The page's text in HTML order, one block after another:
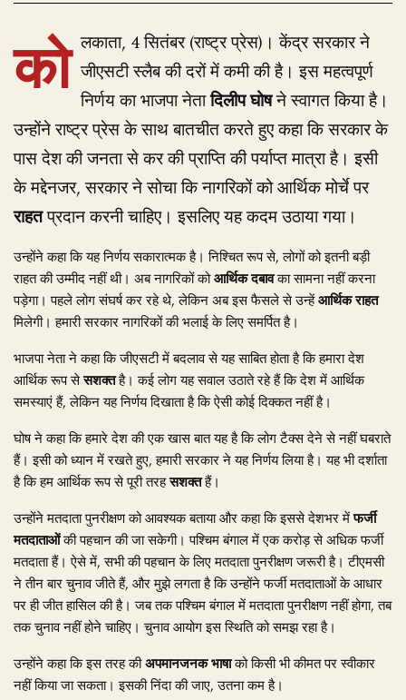
को लकाता, 4 सितंबर (राष्ट्र प्रेस)। केंद्र सरकार ने
जीएसटी स्लैब की दरों में कमी की है। इस महत्वपूर्ण
निर्णय का भाजपा नेतादिलीप घोषने स्वागत किया है।
उन्होंने राष्ट्र प्रेस के साथ बातचीत करते हुए कहा कि सरकार के
पास देश की जनता से कर की प्राप्ति की पर्याप्त मात्रा है। इसी
के मद्देनजर, सरकार ने सोचा कि नागरिकों को आर्थिक मोर्चे पर
राहतप्रदान करनी चाहिए। इसलिए यह कदम उठाया गया।
उन्होंने कहा कि यह निर्णय सकारात्मक है। निश्चित रूप से, लोगों को इतनी बड़ी
राहत की उम्मीद नहीं थी। अब नागरिकों कोआर्थिक दबावका सामना नहीं करना
पड़ेगा। पहले लोग संघर्ष कर रहे थे, लेकिन अब इस फैसले से उन्हेंआर्थिक राहत
मिलेगी। हमारी सरकार नागरिकों की भलाई के लिए समर्पित है।
भाजपा नेता ने कहा कि जीएसटी में बदलाव से यह साबित होता है कि हमारा देश
आर्थिक रूप सेसशक्तहै। कई लोग यह सवाल उठाते रहे हैं कि देश में आर्थिक
समस्याएं हैं, लेकिन यह निर्णय दिखाता है कि ऐसी कोई दिक्कत नहीं है।
घोष ने कहा कि हमारे देश की एक खास बात यह है कि लोग टैक्स देने से नहीं घबराते
हैं। इसी को ध्यान में रखते हुए, हमारी सरकार ने यह निर्णय लिया है। यह भी दर्शाता
है कि हम आर्थिक रूप से पूरी तरहसशक्तहैं।
उन्होंने मतदाता पुनरीक्षण को आवश्यक बताया और कहा कि इससे देशभर मेंफर्जी
मतदाताओंकी पहचान की जा सकेगी। पश्चिम बंगाल में एक करोड़ से अधिक फर्जी
मतदाता हैं। ऐसे में, सभी की पहचान के लिए मतदाता पुनरीक्षण जरूरी है। टीएमसी
ने तीन बार चुनाव जीते हैं, और मुझे लगता है कि उन्होंने फर्जी मतदाताओं के आधार
पर ही जीत हासिल की है। जब तक पश्चिम बंगाल में मतदाता पुनरीक्षण नहीं होगा, तब
तक चुनाव नहीं होने चाहिए। चुनाव आयोग इस स्थिति को समझ रहा है।
उन्होंने कहा कि इस तरह कीअपमानजनक भाषाको किसी भी कीमत पर स्वीकार
नहीं किया जा सकता। इसकी निंदा की जाए, उतना कम है।